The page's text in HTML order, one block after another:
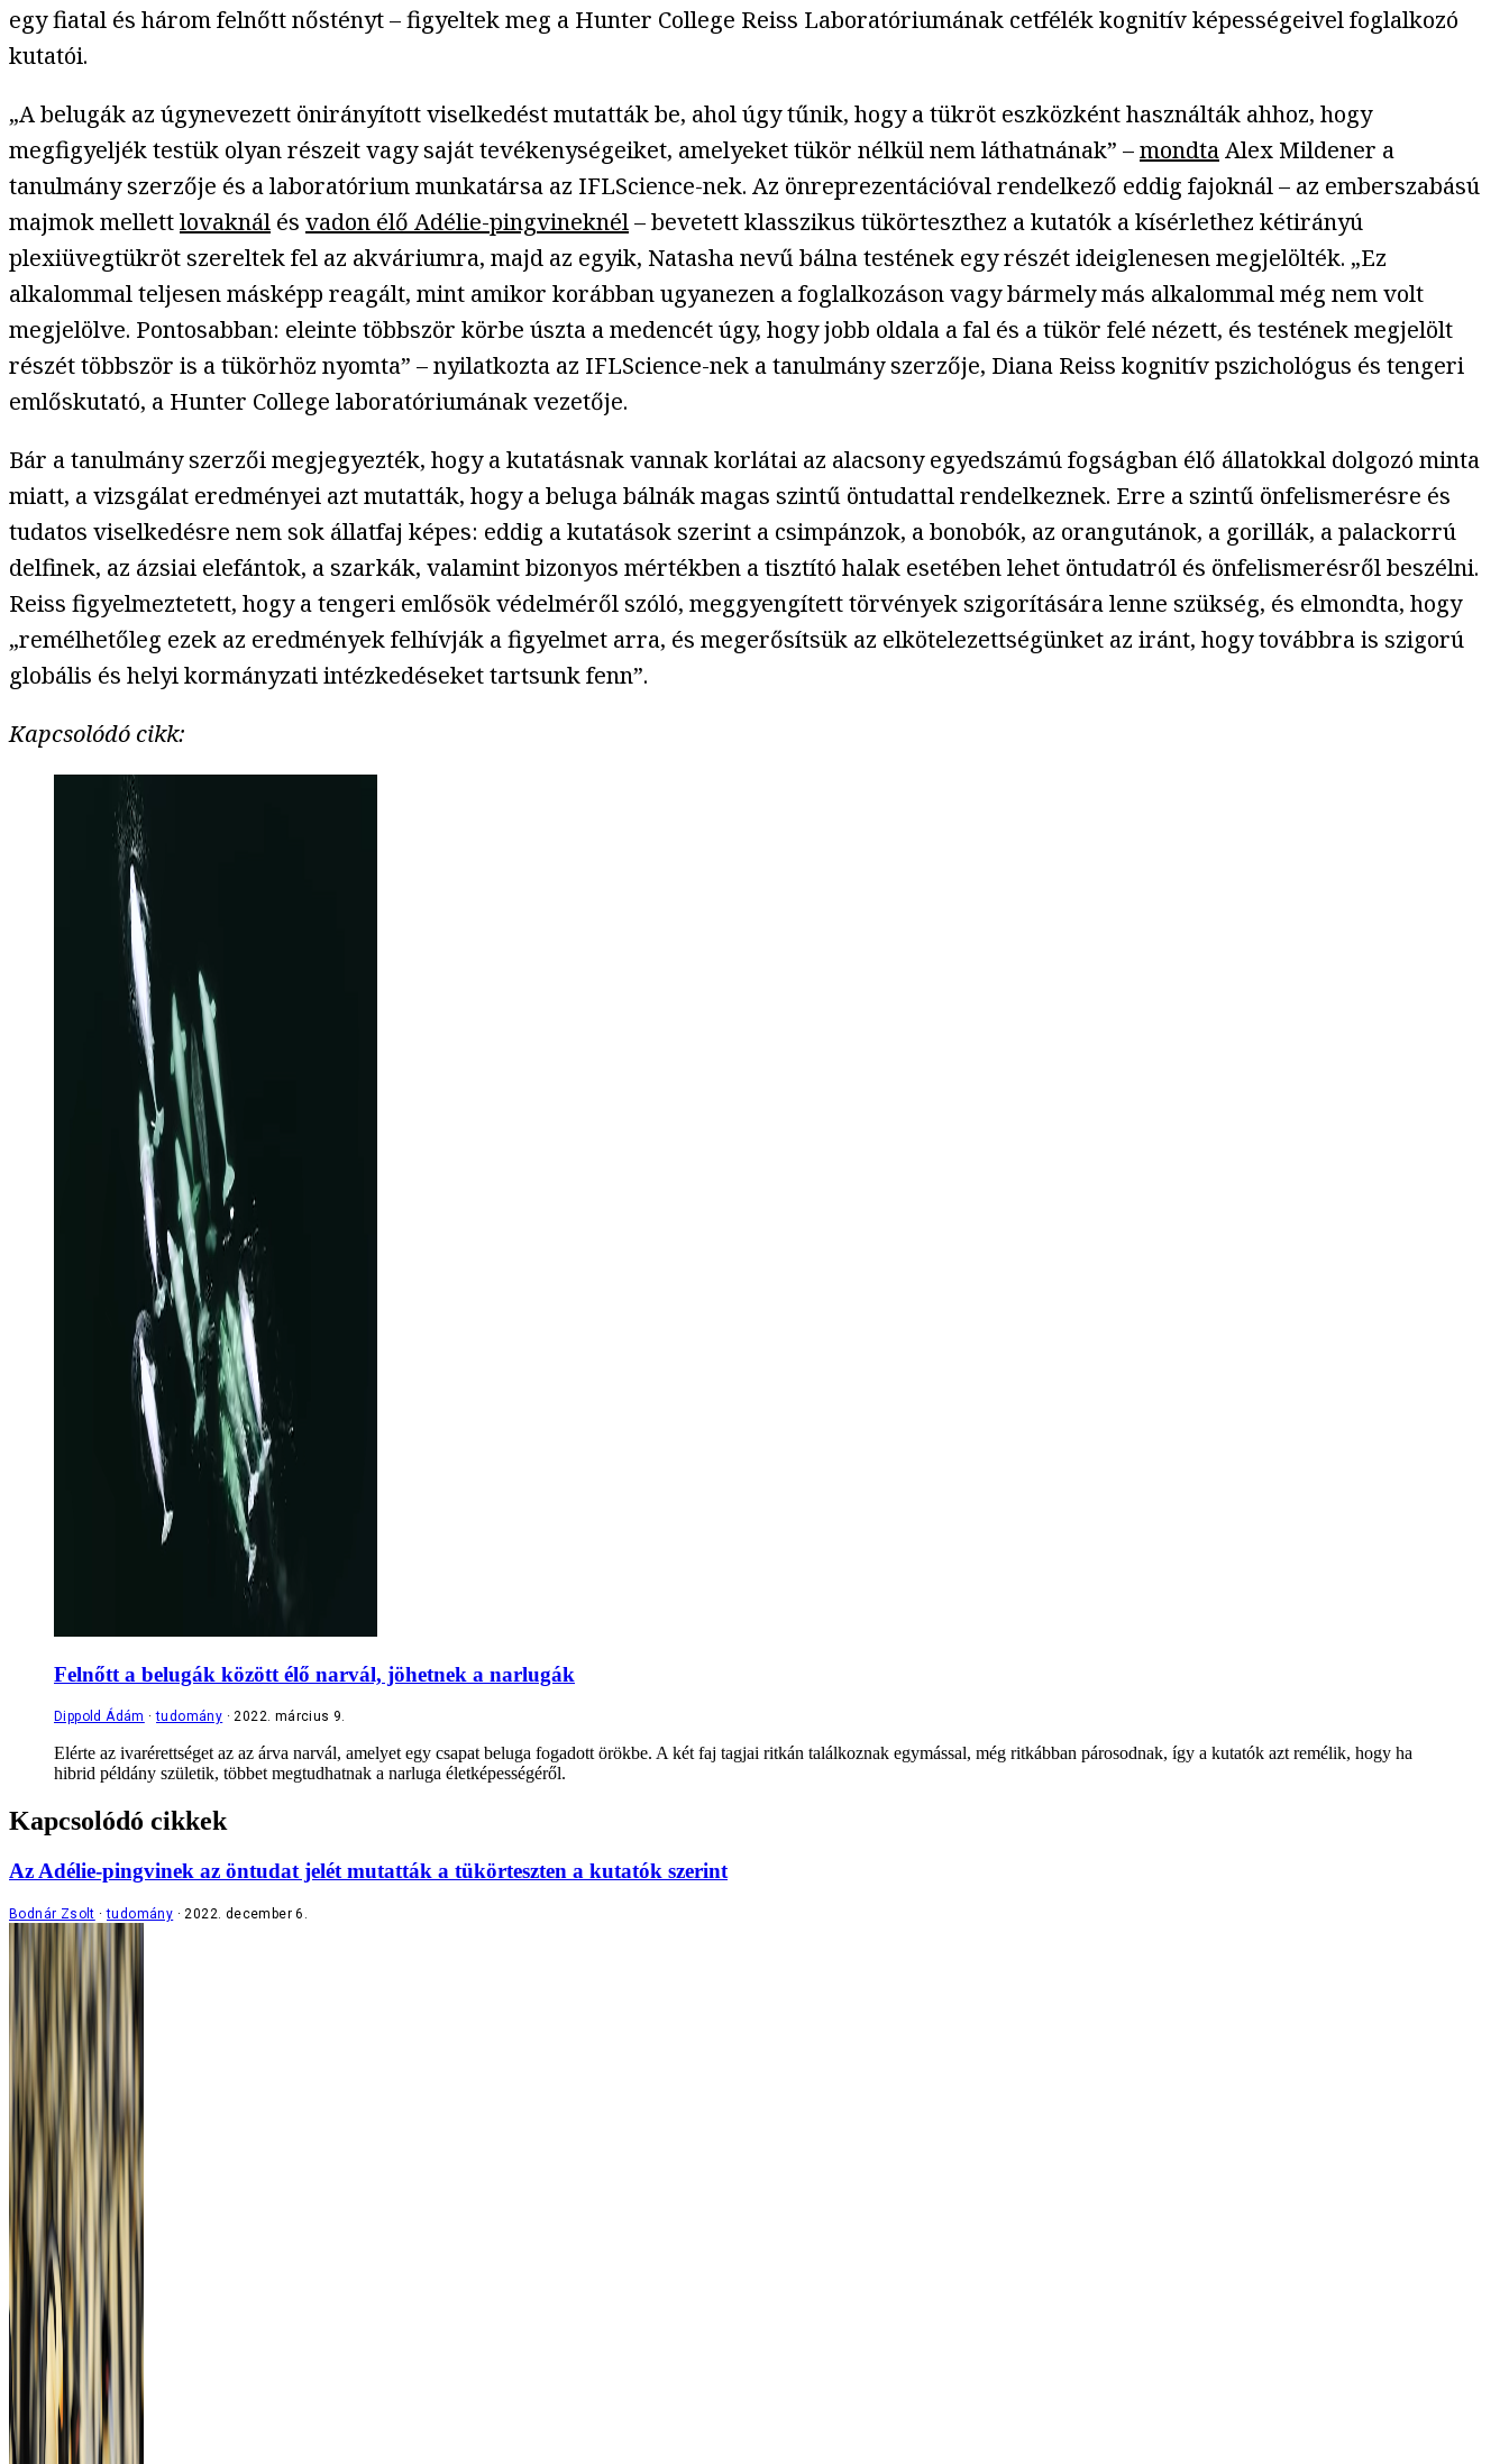
egy fiatal és három felnőtt nőstényt – figyeltek meg a Hunter College Reiss Laboratóriumának cetfélék kognitív képességeivel foglalkozó
kutatói.
„A belugák az úgynevezett önirányított viselkedést mutatták be, ahol úgy tűnik, hogy a tükröt eszközként használták ahhoz, hogy
megfigyeljék testük olyan részeit vagy saját tevékenységeiket, amelyeket tükör nélkül nem láthatnának” –mondtaAlex Mildener a
tanulmány szerzője és a laboratórium munkatársa az IFLScience-nek. Az önreprezentációval rendelkező eddig fajoknál – az emberszabású
majmok mellettlovaknál és vadon élő Adélie-pingvineknél– bevetett klasszikus tükörteszthez a kutatók a kísérlethez kétirányú
plexiüvegtükröt szereltek fel az akváriumra, majd az egyik, Natasha nevű bálna testének egy részét ideiglenesen megjelölték. „Ez
alkalommal teljesen másképp reagált, mint amikor korábban ugyanezen a foglalkozáson vagy bármely más alkalommal még nem volt
megjelölve. Pontosabban: eleinte többször körbe úszta a medencét úgy, hogy jobb oldala a fal és a tükör felé nézett, és testének megjelölt
részét többször is a tükörhöz nyomta” – nyilatkozta az IFLScience-nek a tanulmány szerzője, Diana Reiss kognitív pszichológus és tengeri
emlőskutató, a Hunter College laboratóriumának vezetője.
Bár a tanulmány szerzői megjegyezték, hogy a kutatásnak vannak korlátai az alacsony egyedszámú fogságban élő állatokkal dolgozó minta
miatt, a vizsgálat eredményei azt mutatták, hogy a beluga bálnák magas szintű öntudattal rendelkeznek. Erre a szintű önfelismerésre és
tudatos viselkedésre nem sok állatfaj képes: eddig a kutatások szerint a csimpánzok, a bonobók, az orangutánok, a gorillák, a palackorrú
delfinek, az ázsiai elefántok, a szarkák, valamint bizonyos mértékben a tisztító halak esetében lehet öntudatról és önfelismerésről beszélni.
Reiss figyelmeztetett, hogy a tengeri emlősök védelméről szóló, meggyengített törvények szigorítására lenne szükség, és elmondta, hogy
„remélhetőleg ezek az eredmények felhívják a figyelmet arra, és megerősítsük az elkötelezettségünket az iránt, hogy továbbra is szigorú
globális és helyi kormányzati intézkedéseket tartsunk fenn”.
Kapcsolódó cikk:
Felnőtt a belugák között élő narvál, jöhetnek a narlugák
Dippold Ádám tudomány 2022. március 9.
Elérte az ivarérettséget az az árva narvál, amelyet egy csapat beluga fogadott örökbe. A két faj tagjai ritkán találkoznak egymással, még ritkábban párosodnak, így a kutatók azt remélik, hogy ha
hibrid példány születik, többet megtudhatnak a narluga életképességéről.
Kapcsolódó cikkek
Az Adélie-pingvinek az öntudat jelét mutatták a tükörteszten a kutatók szerint
Bodnár Zsolt tudomány 2022. december 6.